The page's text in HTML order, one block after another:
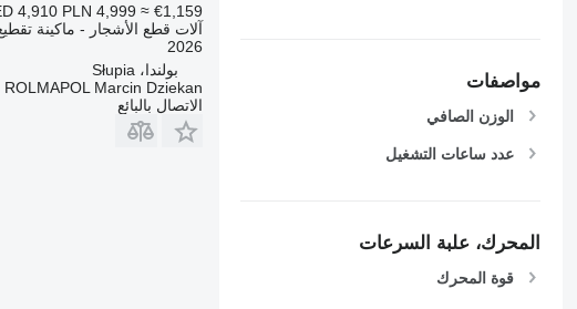
مواصفات
الوزن الصافي
عدد ساعات التشغيل
المحرك، علبة السرعات
قوة المحرك
4,910 PLN 4,999 ≈ €1,159
آلات قطع الأشجار - ماكينة
2026
بولندا، Słupia
Marcin Dziekan
الاتصال بالبائع